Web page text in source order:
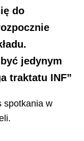
do
jedynym
traktatu INF”
spotkania w